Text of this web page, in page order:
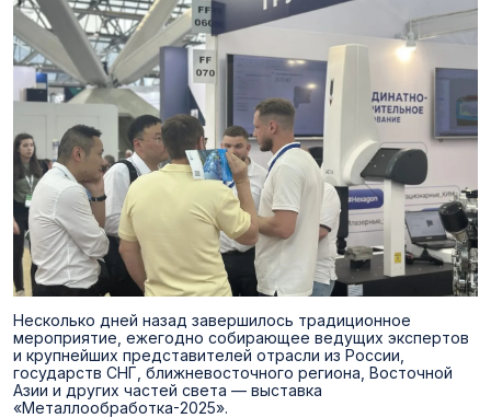
Несколько дней назад завершилось традиционное
мероприятие, ежегодно собирающее ведущих экспертов
и крупнейших представителей отрасли из России,
государств СНГ, ближневосточного региона, Восточной
Азии и других частей света — выставка
«Металлообработка-2025».